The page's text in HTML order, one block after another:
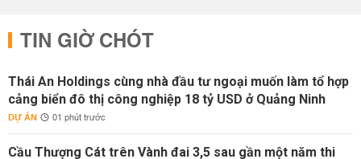
TIN GIỜ CHÓT
Thái An Holdings cùng nhà đầu tư ngoại muốn làm tổ hợp
cảng biển đô thị công nghiệp 18 tỷ USD ở Quảng Ninh
DỰ ÁN 01 phút trước
Cầu Thượng Cát trên Vành đai 3,5 sau gần một năm thi